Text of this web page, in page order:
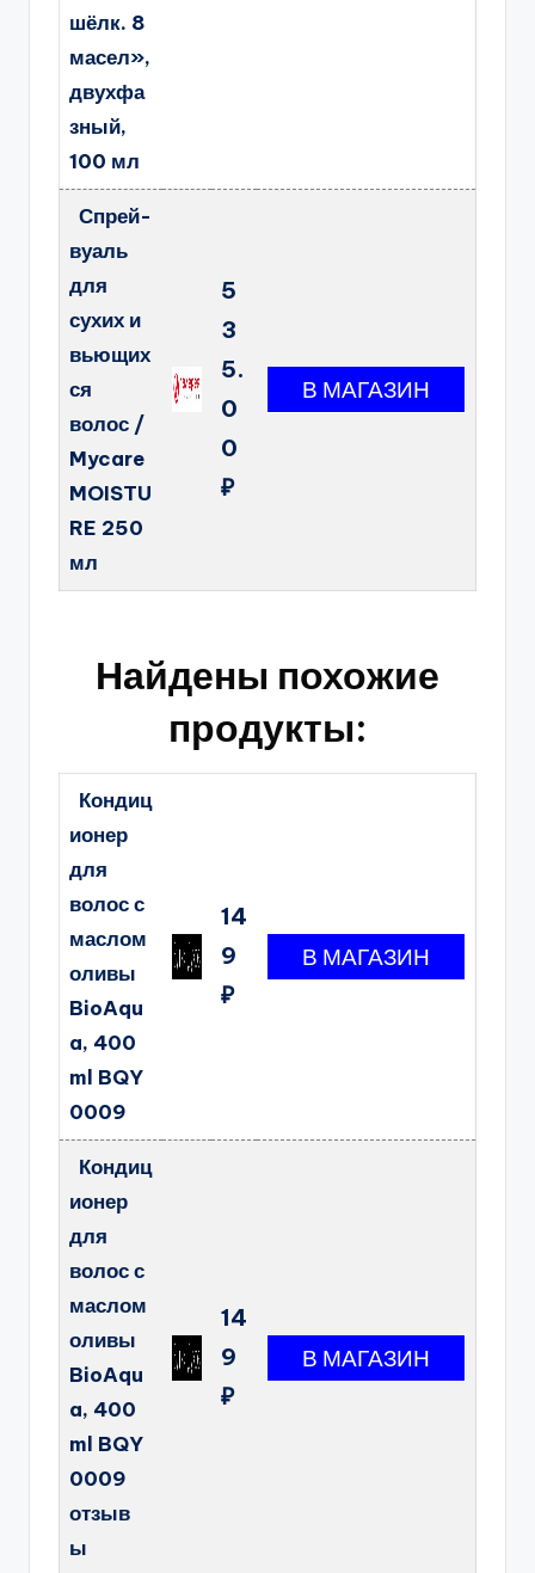
шёлк. 8
масел»,
двухфа
зный,
100 мл
Спрей-
вуаль
для
сухих и
вьющих
ся
волос /
Mycare
MOISTU
RE 250
мл
5
3
5.
0
0
₽
Найдены похожие
продукты:
Кондиц
ионер
для
волос с
маслом
оливы
BioAqu
a, 400
ml BQY
0009
14
9
₽
Кондиц
ионер
для
волос с
маслом
оливы
BioAqu
a, 400
ml BQY
0009
отзыв
ы
14
9
₽